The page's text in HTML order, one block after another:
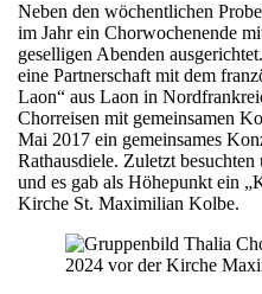
Neben den wöchentlichen
im Jahr ein Chorwochenende
geselligen Abenden
eine Partnerschaft mit dem
Laon“ aus Laon in
Chorreisen mit gemeinsamen
Mai 2017 ein gemeinsames
Rathausdiele. Zuletzt
und es gab als Höhepunkt ein
Kirche St. Maximilian Kolbe.